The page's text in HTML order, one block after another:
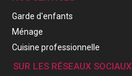
Garde d'enfants
Ménage
Cuisine professionnelle
SUR LES RÉSEAUX SOCIAUX